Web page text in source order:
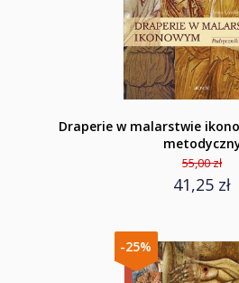
Draperie w malarstwie
55,00 zł
41,25 zł
-25%